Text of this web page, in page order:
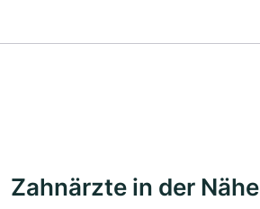
Zahnärzte in der Nähe